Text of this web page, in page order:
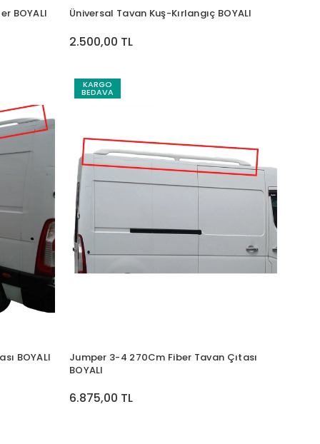
BOYALI Üniversal Tavan Kuş-Kırlangıç BOYALI
2.500,00 TL
BOYALI
KARGO
BEDAVA
Jumper 3-4 270Cm Fiber Tavan Çıtası
BOYALI
6.875,00 TL